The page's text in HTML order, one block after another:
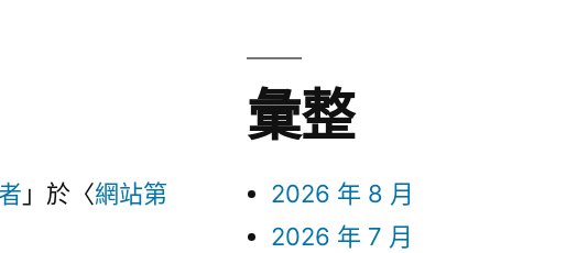
」於〈網站第
彙整
2026 年 8 月
2026 年 7 月